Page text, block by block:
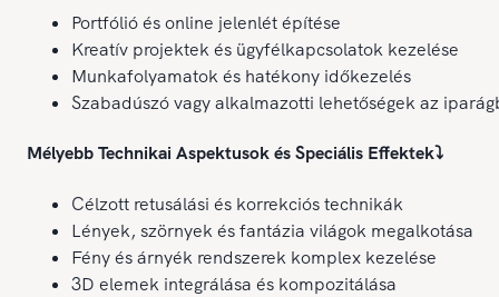
Portfólió és online jelenlét építése
Kreatív projektek és ügyfélkapcsolatok kezelése
Munkafolyamatok és hatékony időkezelés
Szabadúszó vagy alkalmazotti lehetőségek az
Mélyebb Technikai Aspektusok és Speciális Effektek⤵️
Célzott retusálási és korrekciós technikák
Lények, szörnyek és fantázia világok megalkotása
Fény és árnyék rendszerek komplex kezelése
3D elemek integrálása és kompozitálása